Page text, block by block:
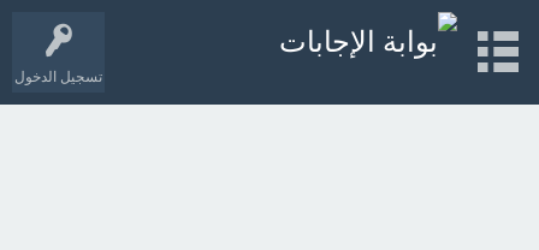
تسجيل الدخول